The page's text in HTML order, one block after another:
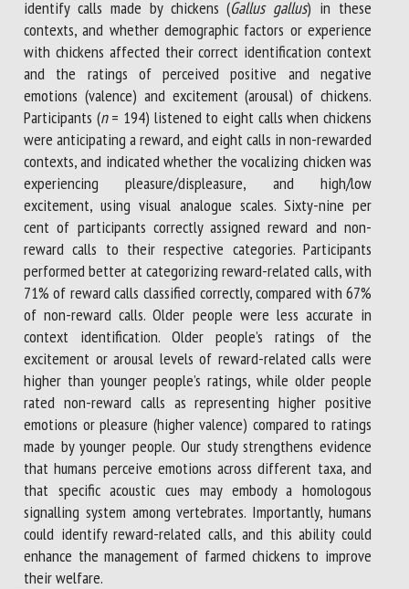
identify calls made by chickens (Gallus gallus) in these
contexts, and whether demographic factors or experience
with chickens affected their correct identification context
and the ratings of perceived positive and negative
emotions (valence) and excitement (arousal) of chickens.
Participants (n= 194) listened to eight calls when chickens
were anticipating a reward, and eight calls in non-rewarded
contexts, and indicated whether the vocalizing chicken was
experiencing pleasure/displeasure, and high/low
excitement, using visual analogue scales. Sixty-nine per
cent of participants correctly assigned reward and non-
reward calls to their respective categories. Participants
performed better at categorizing reward-related calls, with
71% of reward calls classified correctly, compared with 67%
of non-reward calls. Older people were less accurate in
context identification. Older people’s ratings of the
excitement or arousal levels of reward-related calls were
higher than younger people’s ratings, while older people
rated non-reward calls as representing higher positive
emotions or pleasure (higher valence) compared to ratings
made by younger people. Our study strengthens evidence
that humans perceive emotions across different taxa, and
that specific acoustic cues may embody a homologous
signalling system among vertebrates. Importantly, humans
could identify reward-related calls, and this ability could
enhance the management of farmed chickens to improve
their welfare.